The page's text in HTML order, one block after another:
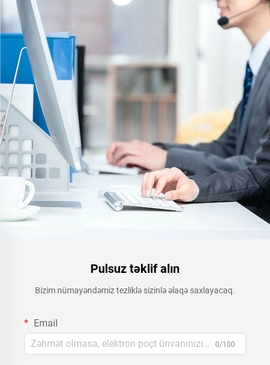
boyaları
Pulsuz təklif alın
Bizim nümayəndəmiz tezliklə sizinlə əlaqə saxlayacaq.
Email
0/100